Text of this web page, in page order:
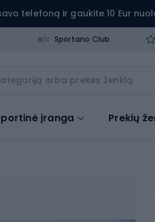
telefoną ir gaukite 10 Eur
Sportano Club
įranga Prekių